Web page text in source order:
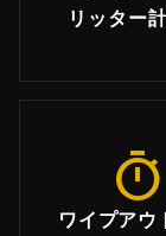
リッター
timer
ワイプアウ